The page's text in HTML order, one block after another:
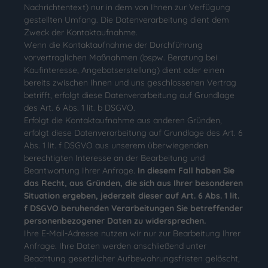
Nachrichtentext) nur in dem von Ihnen zur Verfügung
gestellten Umfang. Die Datenverarbeitung dient dem
Zweck der Kontaktaufnahme.
Wenn die Kontaktaufnahme der Durchführung
vorvertraglichen Maßnahmen (bspw. Beratung bei
Kaufinteresse, Angebotserstellung) dient oder einen
bereits zwischen Ihnen und uns geschlossenen Vertrag
betrifft, erfolgt diese Datenverarbeitung auf Grundlage
des Art. 6 Abs. 1 lit. b DSGVO.
Erfolgt die Kontaktaufnahme aus anderen Gründen,
erfolgt diese Datenverarbeitung auf Grundlage des Art. 6
Abs. 1 lit. f DSGVO aus unserem überwiegenden
berechtigten Interesse an der Bearbeitung und
Beantwortung Ihrer Anfrage. In diesem Fall haben Sie
das Recht, aus Gründen, die sich aus Ihrer besonderen
Situation ergeben, jederzeit dieser auf Art. 6 Abs. 1 lit.
f DSGVO beruhenden Verarbeitungen Sie betreffender
personenbezogener Daten zu widersprechen.
Ihre E-Mail-Adresse nutzen wir nur zur Bearbeitung Ihrer
Anfrage. Ihre Daten werden anschließend unter
Beachtung gesetzlicher Aufbewahrungsfristen gelöscht,